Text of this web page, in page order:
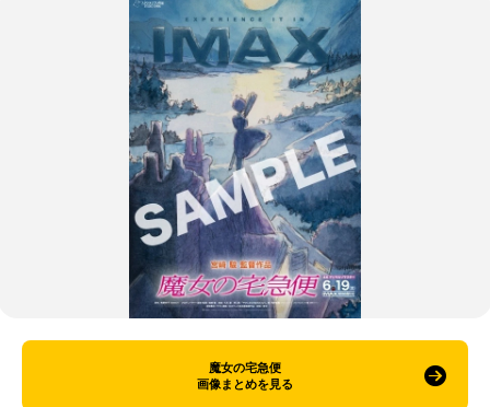
魔女の宅急便
画像まとめを見る